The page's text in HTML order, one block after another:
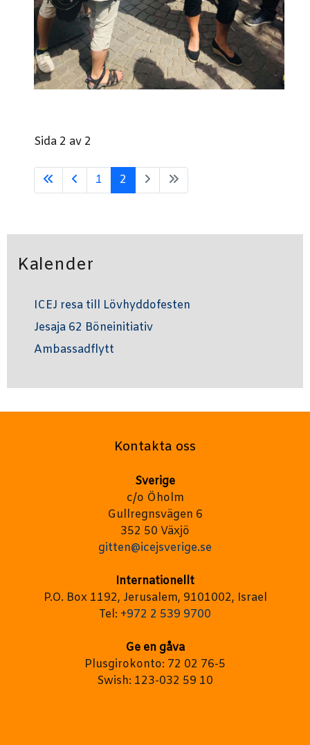
Sida 2 av 2
1 2
Kalender
ICEJ resa till Lövhyddofesten
Jesaja 62 Böneinitiativ
Ambassadflytt
Kontakta oss
Sverige
c/o Öholm
Gullregnsvägen 6
352 50 Växjö
gitten@icejsverige.se
Internationellt
P.O. Box 1192, Jerusalem, 9101002, Israel
Tel: +972 2 539 9700
Ge en gåva
Plusgirokonto: 72 02 76-5
Swish: 123-032 59 10